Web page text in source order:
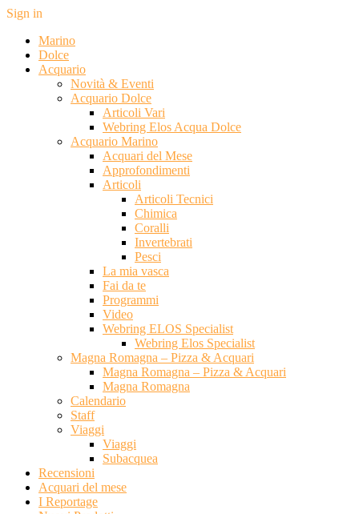
Sign in
Marino
Dolce
Acquario
Novità & Eventi
Acquario Dolce
Articoli Vari
Webring Elos Acqua Dolce
Acquario Marino
Acquari del Mese
Approfondimenti
Articoli
Articoli Tecnici
Chimica
Coralli
Invertebrati
Pesci
La mia vasca
Fai da te
Programmi
Video
Webring ELOS Specialist
Webring Elos Specialist
Magna Romagna – Pizza & Acquari
Magna Romagna – Pizza & Acquari
Magna Romagna
Calendario
Staff
Viaggi
Viaggi
Subacquea
Recensioni
Acquari del mese
I Reportage